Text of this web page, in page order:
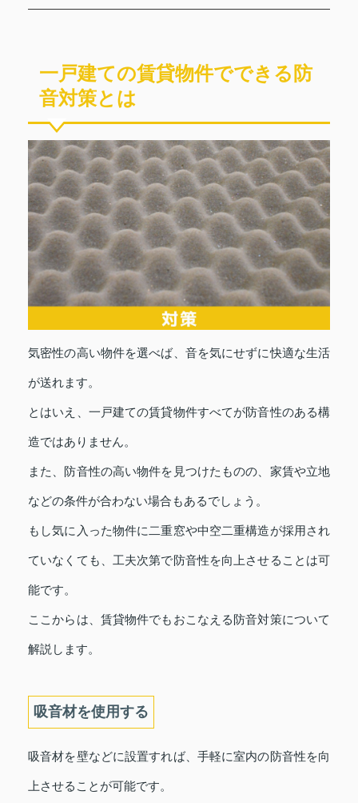
一戸建ての賃貸物件でできる防
音対策とは
気密性の高い物件を選べば、音を気にせずに快適な生活
が送れます。
とはいえ、一戸建ての賃貸物件すべてが防音性のある構
造ではありません。
また、防音性の高い物件を見つけたものの、家賃や立地
などの条件が合わない場合もあるでしょう。
もし気に入った物件に二重窓や中空二重構造が採用され
ていなくても、工夫次第で防音性を向上させることは可
能です。
ここからは、賃貸物件でもおこなえる防音対策について
解説します。
吸音材を使用する
吸音材を壁などに設置すれば、手軽に室内の防音性を向
上させることが可能です。